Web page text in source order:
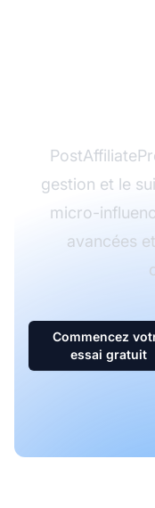
gestion et le
micro-
avancées
Commencez
essai gratuit